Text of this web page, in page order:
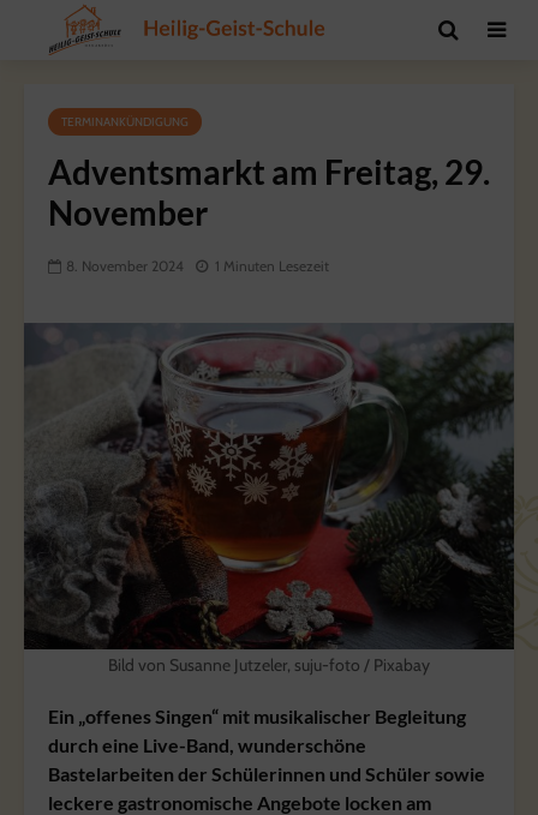
TERMINANKÜNDIGUNG
Adventsmarkt am Freitag, 29.
November
8. November 2024 1 Minuten Lesezeit
Bild von Susanne Jutzeler, suju-foto / Pixabay
Ein „offenes Singen“ mit musikalischer Begleitung
durch eine Live-Band, wunderschöne
Bastelarbeiten der Schülerinnen und Schüler sowie
leckere gastronomische Angebote locken am